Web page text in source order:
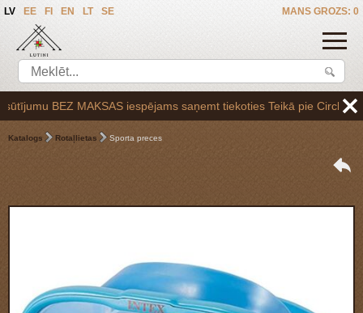
MANS GROZS: 0
LV EE FI EN LT SE
BEZ MAKSAS iespējams saņemt tiekoties Teikā pie Circle K
Katalogs Rotaļlietas Sporta preces